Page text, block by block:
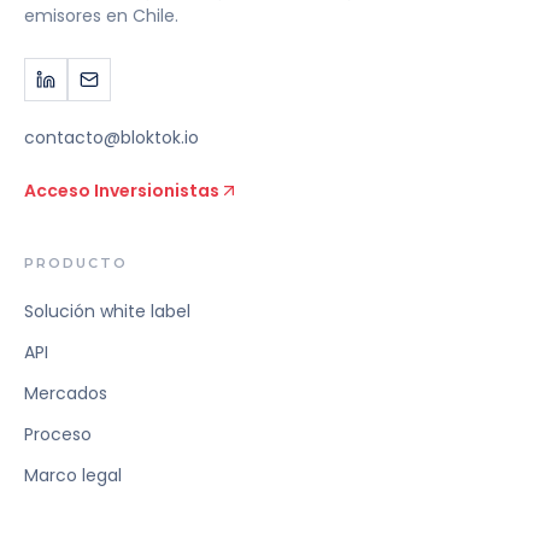
emisores en Chile.
contacto@bloktok.io
Acceso Inversionistas
PRODUCTO
Solución white label
API
Mercados
Proceso
Marco legal